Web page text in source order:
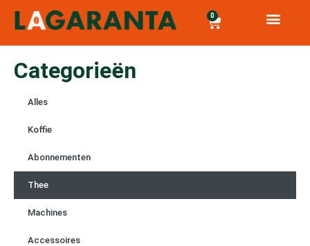
0
Categorieën
Alles
Koffie
Abonnementen
Thee
Machines
Accessoires